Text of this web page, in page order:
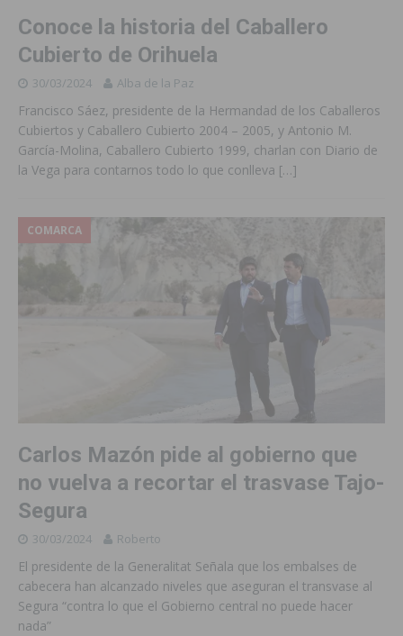
Conoce la historia del Caballero
Cubierto de Orihuela
30/03/2024 Alba de la Paz
Francisco Sáez, presidente de la Hermandad de los Caballeros
Cubiertos y Caballero Cubierto 2004 – 2005, y Antonio M.
García-Molina, Caballero Cubierto 1999, charlan con Diario de
la Vega para contarnos todo lo que conlleva […]
COMARCA
Carlos Mazón pide al gobierno que
no vuelva a recortar el trasvase Tajo-
Segura
30/03/2024 Roberto
El presidente de la Generalitat Señala que los embalses de
cabecera han alcanzado niveles que aseguran el transvase al
Segura “contra lo que el Gobierno central no puede hacer
nada”